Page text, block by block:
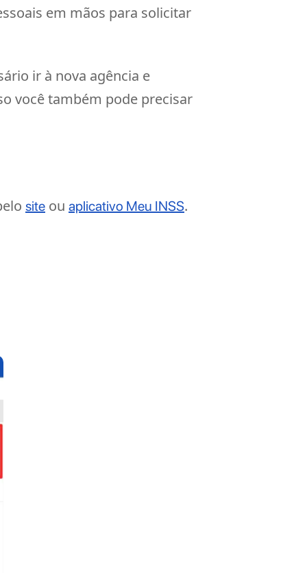
em mãos para solicitar
ir à nova agência e
você também pode precisar
site ou aplicativo Meu INSS.